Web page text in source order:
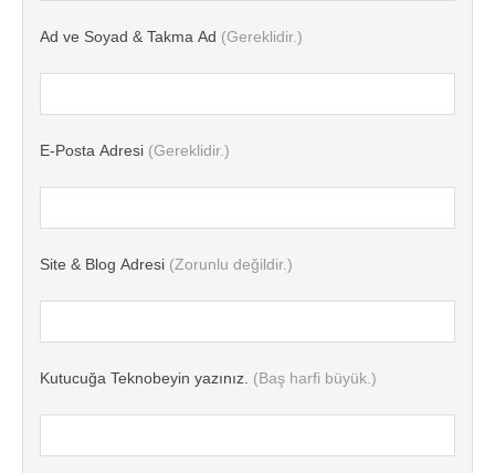
Ad ve Soyad & Takma Ad (Gereklidir.)
E-Posta Adresi (Gereklidir.)
Site & Blog Adresi (Zorunlu değildir.)
Kutucuğa Teknobeyin yazınız. (Baş harfi büyük.)